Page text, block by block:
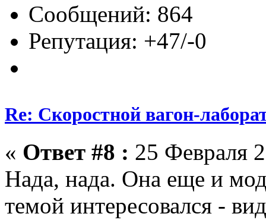
Сообщений: 864
Репутация: +47/-0
Re: Скоростной вагон-
« Ответ #8 : 25 Февраля
Нада, нада. Она еще и
темой интересовался -